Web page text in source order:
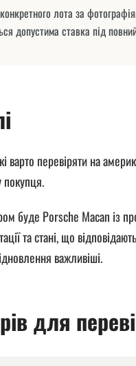
лота за
допустима ставка під
варто перевіряти на
покупця.
буде Porsche Macan із
та стані, що
важливіші.
для